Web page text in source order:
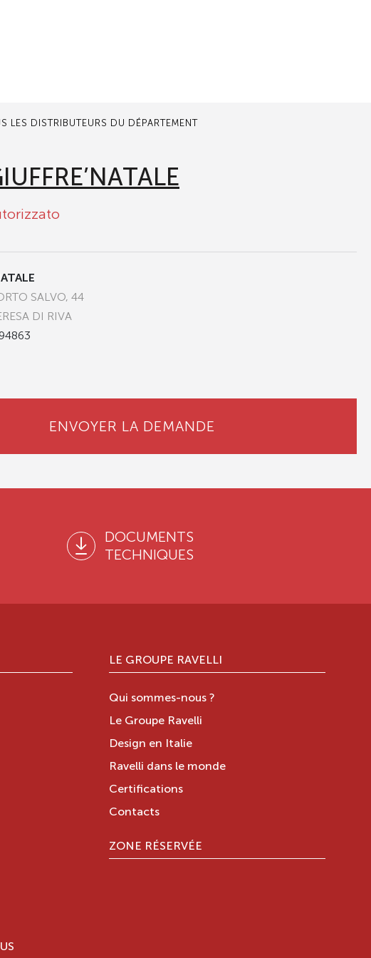
LES DISTRIBUTEURS DU DÉPARTEMENT
SALVO, 44
DI RIVA
ENVOYER LA DEMANDE
DOCUMENTS
TECHNIQUES
LE GROUPE RAVELLI
Qui sommes-nous ?
Le Groupe Ravelli
Design en Italie
Ravelli dans le monde
Certifications
Contacts
ZONE RÉSERVÉE